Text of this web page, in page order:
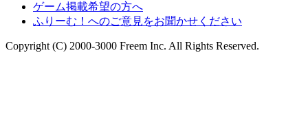
ゲーム掲載希望の方へ
ふりーむ！へのご意見をお聞かせください
Copyright (C) 2000-3000 Freem Inc. All Rights Reserved.